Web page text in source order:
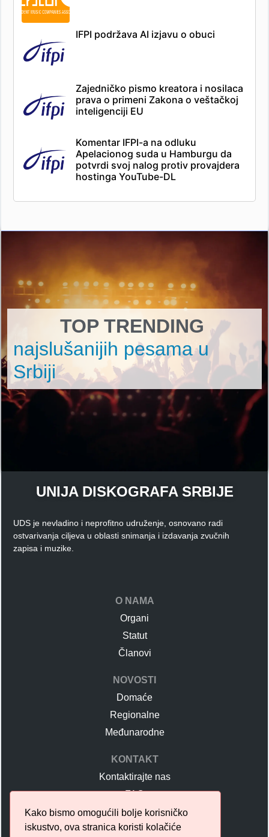
Kako bismo omogućili bolje korisničko
iskustvo, ova stranica koristi kolačiće
IFPI podržava AI izjavu o obuci
Zajedničko pismo kreatora i nosilaca
prava o primeni Zakona o veštačkoj
inteligenciji EU
Komentar IFPI-a na odluku
Apelacionog suda u Hamburgu da
potvrdi svoj nalog protiv provajdera
hostinga YouTube-DL
TOP TRENDING
najslušanijih pesama u
Srbiji
UNIJA DISKOGRAFA SRBIJE
UDS je nevladino i neprofitno udruženje, osnovano radi
ostvarivanja ciljeva u oblasti snimanja i izdavanja zvučnih
zapisa i muzike.
O NAMA
Organi
Statut
Članovi
NOVOSTI
Domaće
Regionalne
Međunarodne
KONTAKT
Kontaktirajte nas
FAQ
Učlanjenje u UDS